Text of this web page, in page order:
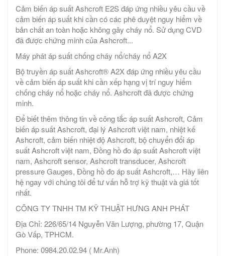
Cảm biến áp suất Ashcroft E2S đáp ứng nhiều yêu cầu về
cảm biến áp suất khi cần có các phê duyệt nguy hiểm về
bản chất an toàn hoặc không gây cháy nổ. Sử dụng CVD
đã được chứng minh của Ashcroft...
Máy phát áp suất chống cháy nổ/cháy nổ A2X
Bộ truyền áp suất Ashcroft® A2X đáp ứng nhiều yêu cầu
về cảm biến áp suất khi cần xếp hạng vị trí nguy hiểm
chống cháy nổ hoặc cháy nổ. Ashcroft đã được chứng
minh.
Để biết thêm thông tin về công tắc áp suất Ashcroft, Cảm
biến áp suất Ashcroft, đại lý Ashcroft việt nam, nhiệt kế
Ashcroft, cảm biến nhiệt độ Ashcroft, bộ chuyển đổi áp
suất Ashcroft việt nam, Đồng hồ đo áp suất Ashcroft việt
nam, Ashcroft sensor, Ashcroft transducer, Ashcroft
pressure Gauges, Đồng hồ đo áp suất Ashcroft,… Hãy liên
hệ ngay với chúng tôi để tư vấn hỗ trợ kỹ thuật và giá tốt
nhất.
CÔNG TY TNHH TM KỸ THUẬT HƯNG ANH PHÁT
Địa Chỉ: 226/65/14 Nguyễn Văn Lượng, phường 17, Quận
Gò Vấp, TPHCM.
Phone: 0984.20.02.94 ( Mr.Anh)